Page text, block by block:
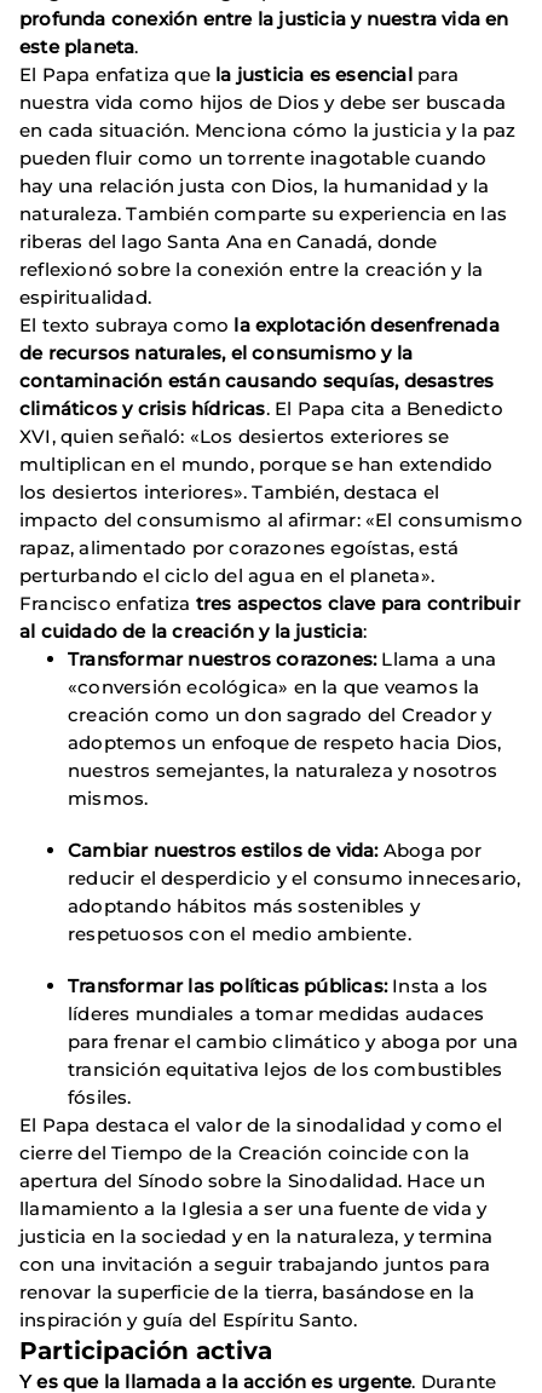
profunda conexión entre la justicia y nuestra vida en
este planeta.
El Papa enfatiza que la justicia es esencialpara
nuestra vida como hijos de Dios y debe ser buscada
en cada situación. Menciona cómo la justicia y la paz
pueden fluir como un torrente inagotable cuando
hay una relación justa con Dios, la humanidad y la
naturaleza. También comparte su experiencia en las
riberas del lago Santa Ana en Canadá, donde
reflexionó sobre la conexión entre la creación y la
espiritualidad.
El texto subraya como la explotación desenfrenada
de recursos naturales, el consumismo y la
contaminación están causando sequías, desastres
climáticos y crisis hídricas. El Papa cita a Benedicto
XVI, quien señaló: «Los desiertos exteriores se
multiplican en el mundo, porque se han extendido
los desiertos interiores». También, destaca el
impacto del consumismo al afirmar: «El consumismo
rapaz, alimentado por corazones egoístas, está
perturbando el ciclo del agua en el planeta».
Francisco enfatiza tres aspectos clave para contribuir
al cuidado de la creación y la justicia:
Transformar nuestros corazones:Llama a una
«conversión ecológica» en la que veamos la
creación como un don sagrado del Creador y
adoptemos un enfoque de respeto hacia Dios,
nuestros semejantes, la naturaleza y nosotros
mismos.
Cambiar nuestros estilos de vida:Aboga por
reducir el desperdicio y el consumo innecesario,
adoptando hábitos más sostenibles y
respetuosos con el medio ambiente.
Transformar las políticas públicas:Insta a los
líderes mundiales a tomar medidas audaces
para frenar el cambio climático y aboga por una
transición equitativa lejos de los combustibles
fósiles.
El Papa destaca el valor de la sinodalidad y como el
cierre del Tiempo de la Creación coincide con la
apertura del Sínodo sobre la Sinodalidad. Hace un
llamamiento a la Iglesia a ser una fuente de vida y
justicia en la sociedad y en la naturaleza, y termina
con una invitación a seguir trabajando juntos para
renovar la superficie de la tierra, basándose en la
inspiración y guía del Espíritu Santo.
Participación activa
Y es que la llamada a la acción es urgente. Durante